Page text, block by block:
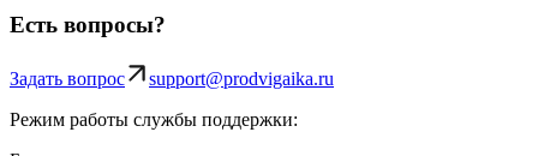
Есть вопросы?
Задать вопрос
support@prodvigaika.ru
Режим работы службы поддержки: